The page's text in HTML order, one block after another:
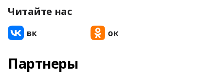
Читайте нас
Партнеры